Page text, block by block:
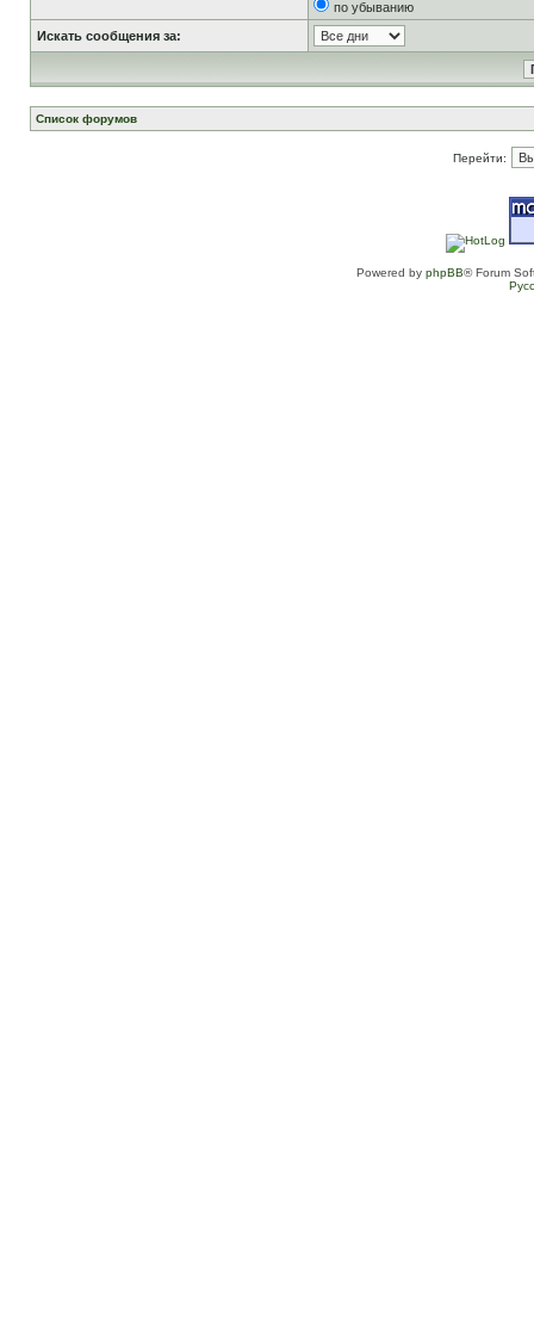
по убыванию
Искать сообщения за:
Список форумов
Перейти:
Powered by phpBB® Forum